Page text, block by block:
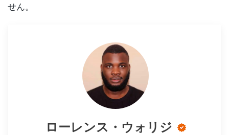
せん。
ローレンス・ウォリジ